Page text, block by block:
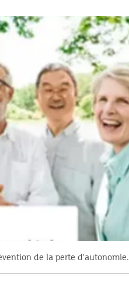
de la perte d'autonomie.